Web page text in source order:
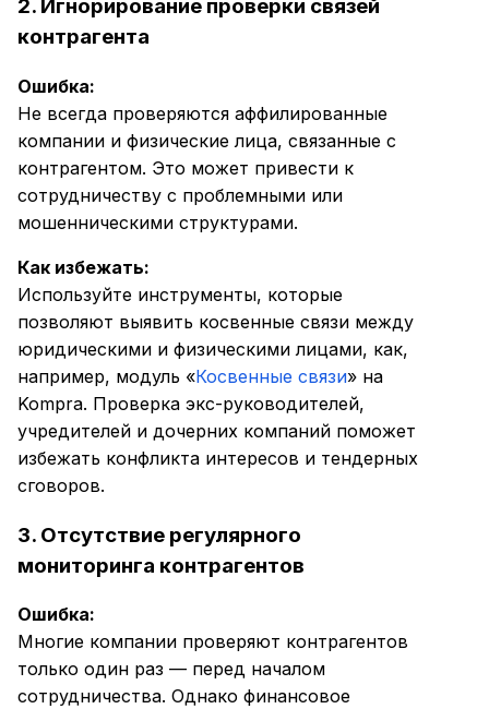
2. Игнорирование проверки связей
контрагента
Ошибка:
Не всегда проверяются аффилированные
компании и физические лица, связанные с
контрагентом. Это может привести к
сотрудничеству с проблемными или
мошенническими структурами.
Как избежать:
Используйте инструменты, которые
позволяют выявить косвенные связи между
юридическими и физическими лицами, как,
например, модуль «Косвенные связи» на
Kompra. Проверка экс-руководителей,
учредителей и дочерних компаний поможет
избежать конфликта интересов и тендерных
сговоров.
3. Отсутствие регулярного
мониторинга контрагентов
Ошибка:
Многие компании проверяют контрагентов
только один раз — перед началом
сотрудничества. Однако финансовое